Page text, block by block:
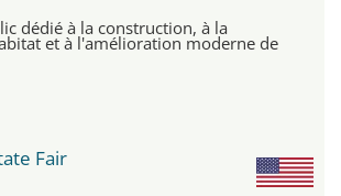
dédié à la construction, à la
et à l'amélioration moderne de
Fair